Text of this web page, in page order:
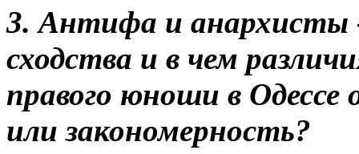
3. Антифа и анархисты
сходства и в чем
правого юноши в
или закономерность?